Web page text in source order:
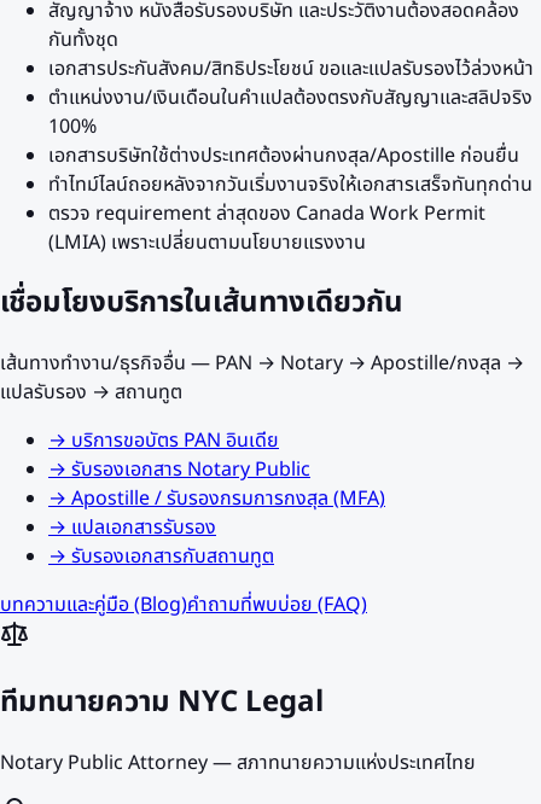
สัญญาจ้าง หนังสือรับรองบริษัท และประวัติงานต้องสอดคล้อง
กันทั้งชุด
เอกสารประกันสังคม/สิทธิประโยชน์ ขอและแปลรับรองไว้ล่วงหน้า
ตำแหน่งงาน/เงินเดือนในคำแปลต้องตรงกับสัญญาและสลิปจริง
100%
เอกสารบริษัทใช้ต่างประเทศต้องผ่านกงสุล/Apostille ก่อนยื่น
ทำไทม์ไลน์ถอยหลังจากวันเริ่มงานจริงให้เอกสารเสร็จทันทุกด่าน
ตรวจ requirement ล่าสุดของ Canada Work Permit
(LMIA) เพราะเปลี่ยนตามนโยบายแรงงาน
เชื่อมโยงบริการในเส้นทางเดียวกัน
เส้นทางทำงาน/ธุรกิจอื่น — PAN → Notary → Apostille/กงสุล →
แปลรับรอง → สถานทูต
→บริการขอบัตร PAN อินเดีย
→รับรองเอกสาร Notary Public
→Apostille / รับรองกรมการกงสุล (MFA)
→แปลเอกสารรับรอง
→รับรองเอกสารกับสถานทูต
บทความและคู่มือ (Blog)คำถามที่พบบ่อย (FAQ)
ทีมทนายความ NYC Legal
Notary Public Attorney — สภาทนายความแห่งประเทศไทย